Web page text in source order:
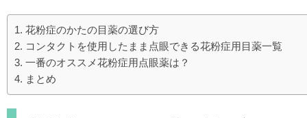
花粉症のかたの目薬の選び方
コンタクトを使用したまま点眼できる花粉症用目薬一覧
一番のオススメ花粉症用点眼薬は？
まとめ